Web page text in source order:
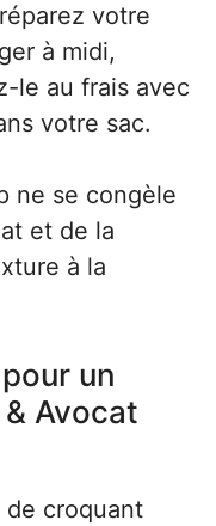
votre
à midi,
le au frais avec
votre sac.
ne se congèle
et de la
à la
un
Avocat
croquant